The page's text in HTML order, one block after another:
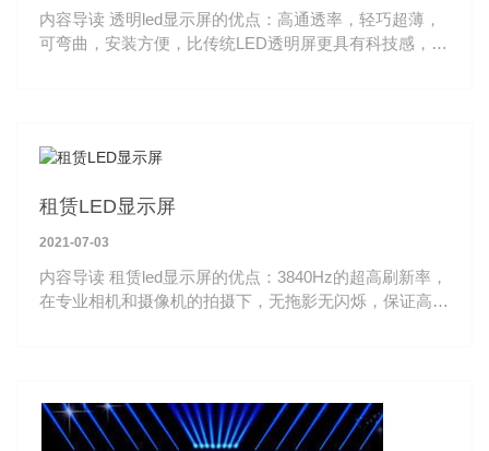
内容导读 透明led显示屏的优点：高通透率，轻巧超薄，
可弯曲，安装方便，比传统LED透明屏更具有科技感，深
租赁LED显示屏
2021-07-03
内容导读 租赁led显示屏的优点：3840Hz的超高刷新率，
在专业相机和摄像机的拍摄下，无拖影无闪烁，保证高清